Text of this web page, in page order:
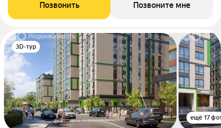
Позвонить Позвоните мне
3D-тур
ещё 17